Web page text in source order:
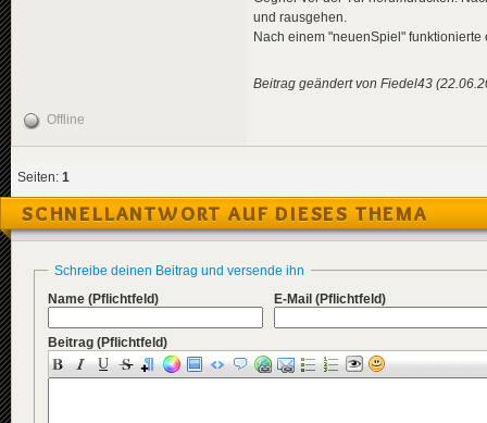
und rausgehen.
Nach einem "neuenSpiel" funktionierte
Beitrag geändert von Fiedel43
Offline
Seiten: 1
SCHNELLANTWORT AUF DIESES THEMA
Schreibe deinen Beitrag und versende ihn
Name (Pflichtfeld) E-Mail (Pflichtfeld)
Beitrag (Pflichtfeld)